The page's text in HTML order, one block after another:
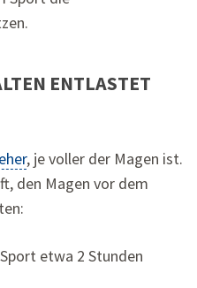
ENTLASTET
, je voller der Magen ist.
den Magen vor dem
etwa 2 Stunden